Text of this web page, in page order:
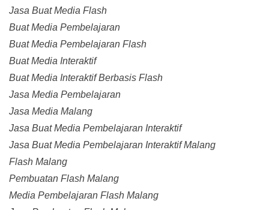
Jasa Buat Media Flash
Buat Media Pembelajaran
Buat Media Pembelajaran Flash
Buat Media Interaktif
Buat Media Interaktif Berbasis Flash
Jasa Media Pembelajaran
Jasa Media Malang
Jasa Buat Media Pembelajaran Interaktif
Jasa Buat Media Pembelajaran Interaktif Malang
Flash Malang
Pembuatan Flash Malang
Media Pembelajaran Flash Malang